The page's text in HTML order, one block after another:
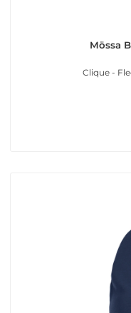
Mössa
Clique -